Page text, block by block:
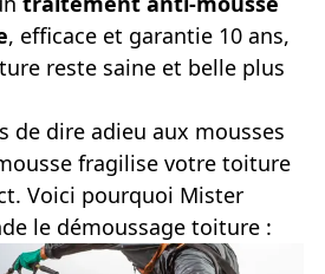
, efficace et garantie 10 ans,
reste saine et belle plus
de dire adieu aux mousses
fragilise votre toiture
Voici pourquoi Mister
le démoussage toiture :